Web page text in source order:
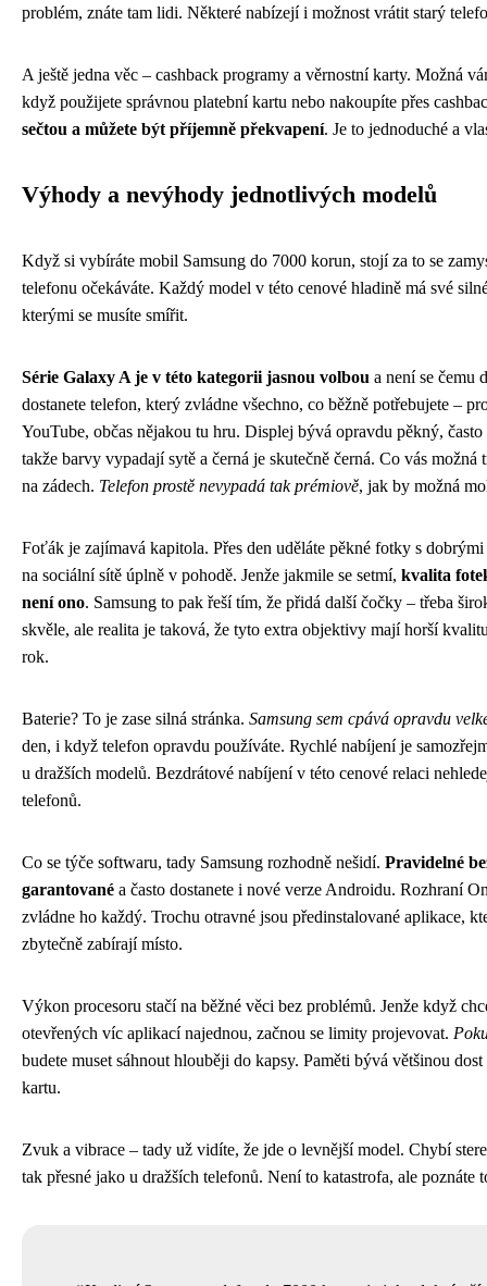
problém, znáte tam lidi. Některé nabízejí i možnost vrátit starý
A ještě jedna věc – cashback programy a věrnostní karty. Možná
když použijete správnou platební kartu nebo nakoupíte přes
sečtou a můžete být příjemně překvapení. Je to jednoduché a
Výhody a nevýhody jednotlivých modelů
Když si vybíráte mobil Samsung do 7000 korun, stojí za to se
telefonu očekáváte. Každý model v této cenové hladině má své
kterými se musíte smířit.
Série Galaxy A je v této kategorii jasnou volbou a není se čemu
dostanete telefon, který zvládne všechno, co běžně potřebujete –
YouTube, občas nějakou tu hru. Displej bývá opravdu pěkný,
takže barvy vypadají sytě a černá je skutečně černá. Co vás
na zádech. Telefon prostě nevypadá tak prémiově, jak by možná
Foťák je zajímavá kapitola. Přes den uděláte pěkné fotky s
na sociální sítě úplně v pohodě. Jenže jakmile se setmí, kvalita
není ono. Samsung to pak řeší tím, že přidá další čočky – třeba
skvěle, ale realita je taková, že tyto extra objektivy mají horší
rok.
Baterie? To je zase silná stránka. Samsung sem cpává opravdu
den, i když telefon opravdu používáte. Rychlé nabíjení je
u dražších modelů. Bezdrátové nabíjení v této cenové relaci
telefonů.
Co se týče softwaru, tady Samsung rozhodně nešidí. Pravidelné
garantované a často dostanete i nové verze Androidu. Rozhraní
zvládne ho každý. Trochu otravné jsou předinstalované aplikace,
zbytečně zabírají místo.
Výkon procesoru stačí na běžné věci bez problémů. Jenže když
otevřených víc aplikací najednou, začnou se limity projevovat.
budete muset sáhnout hlouběji do kapsy. Paměti bývá většinou
kartu.
Zvuk a vibrace – tady už vidíte, že jde o levnější model. Chybí
tak přesné jako u dražších telefonů. Není to katastrofa, ale poznáte